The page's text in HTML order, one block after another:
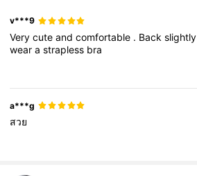
v***9
Verycuteandcomfortable . Backslightly
wearastrapless bra
a***g
สวย